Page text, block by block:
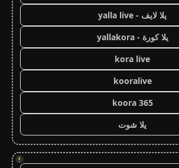
يلا لايف - yalla live
يلا كورة - yallakora
kora live
kooralive
koora 365
يلا شوت
!